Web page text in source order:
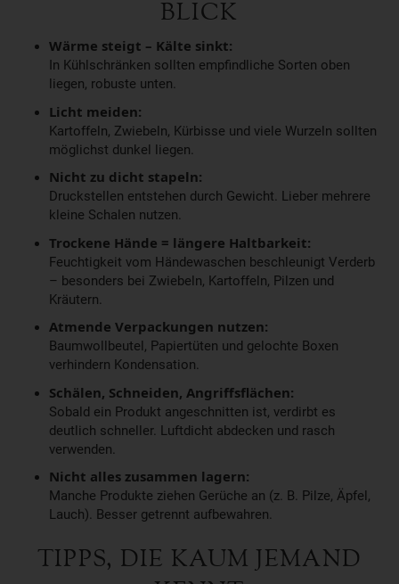
BLICK
Wärme steigt – Kälte sinkt:
In Kühlschränken sollten empfindliche Sorten oben
liegen, robuste unten.
Licht meiden:
Kartoffeln, Zwiebeln, Kürbisse und viele Wurzeln sollten
möglichst dunkel liegen.
Nicht zu dicht stapeln:
Druckstellen entstehen durch Gewicht. Lieber mehrere
kleine Schalen nutzen.
Trockene Hände = längere Haltbarkeit:
Feuchtigkeit vom Händewaschen beschleunigt Verderb
– besonders bei Zwiebeln, Kartoffeln, Pilzen und
Kräutern.
Atmende Verpackungen nutzen:
Baumwollbeutel, Papiertüten und gelochte Boxen
verhindern Kondensation.
Schälen, Schneiden, Angriffsflächen:
Sobald ein Produkt angeschnitten ist, verdirbt es
deutlich schneller. Luftdicht abdecken und rasch
verwenden.
Nicht alles zusammen lagern:
Manche Produkte ziehen Gerüche an (z. B. Pilze, Äpfel,
Lauch). Besser getrennt aufbewahren.
TIPPS, DIE KAUM JEMAND